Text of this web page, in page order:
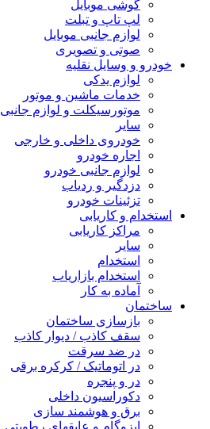
گوشی موبایل
لپ تاپ و تبلت
لوازم جانبی موبایل
صوتی و تصویری
خودرو و وسایل نقلیه
لوازم یدکی
خدمات ماشین و موتور
موتورسیکلت و لوازم جانبی
سایر
خودروی داخلی و خارجی
اجاره خودرو
لوازم جانبی خودرو
دزدگیر و ردیاب
تزئینات خودرو
استخدام و کاریابی
مراکز کاریابی
سایر
استخدام
استخدام بازاریاب
آماده به کار
ساختمان
بازسازی ساختمان
سقف کاذب / دیوار کاذب
در ضد سرقت
در اتوماتیک / کرکره برقی
در و پنجره
دکوراسیون داخلی
برق و هوشمند سازی